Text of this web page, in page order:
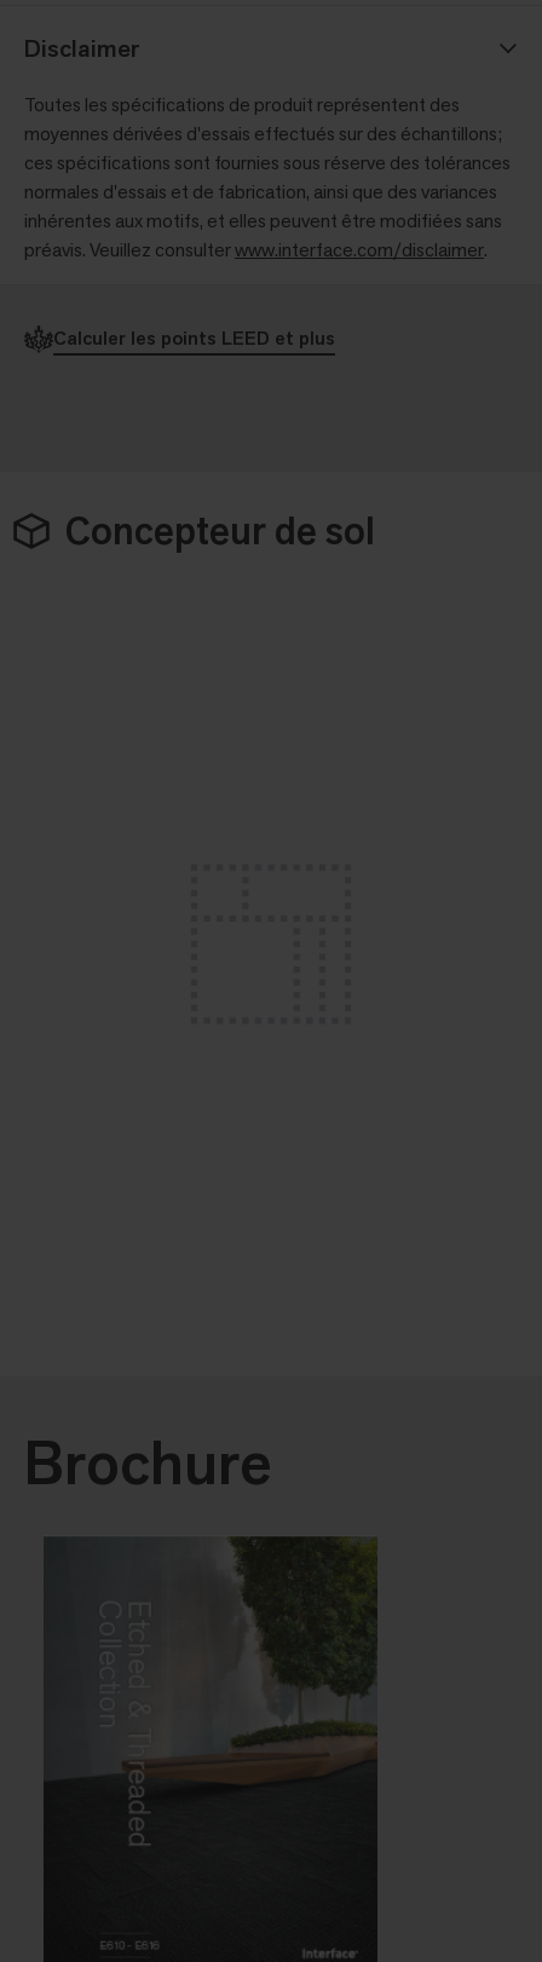
Disclaimer
Toutes les spécifications de produit représentent des
moyennes dérivées d'essais effectués sur des échantillons;
ces spécifications sont fournies sous réserve des tolérances
normales d'essais et de fabrication, ainsi que des variances
inhérentes aux motifs, et elles peuvent être modifiées sans
préavis. Veuillez consulterwww.interface.com/disclaimer.
Calculer les points LEED et plus
Concepteur de sol
Brochure